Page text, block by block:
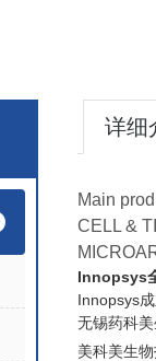
详细
Main
CELL &
Innopsys
Innopsys
无锡药科
美科美生